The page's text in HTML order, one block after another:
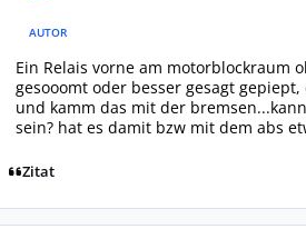
AUTOR
Ein Relais vorne am motorblockraum
gesooomt oder besser gesagt
und kamm das mit der
sein? hat es damit bzw mit dem abs
Zitat